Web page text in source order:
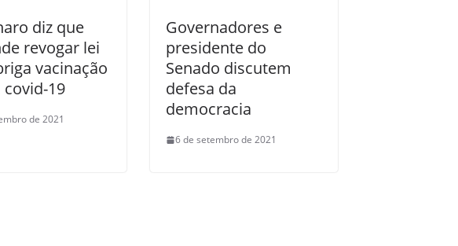
diz que
revogar lei
vacinação
19
de 2021
Governadores e
presidente do
Senado discutem
defesa da
democracia
6 de setembro de 2021